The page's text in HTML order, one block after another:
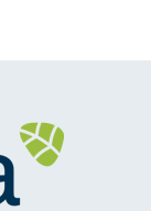
más eficaz
su caso, el
o